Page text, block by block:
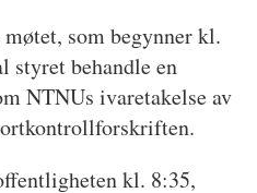
som begynner kl.
styret behandle en
NTNUs ivaretakelse av
kl. 8:35,